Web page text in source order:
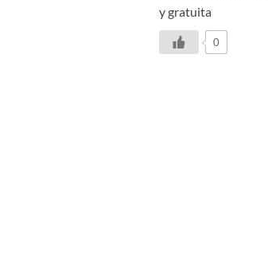
y gratuita
0